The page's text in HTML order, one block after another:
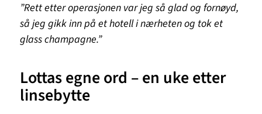
”Rett etter operasjonen var jeg så glad og fornøyd,
så jeg gikk inn på et hotell i nærheten og tok et
glass champagne.”
Lottas egne ord – en uke etter
linsebytte